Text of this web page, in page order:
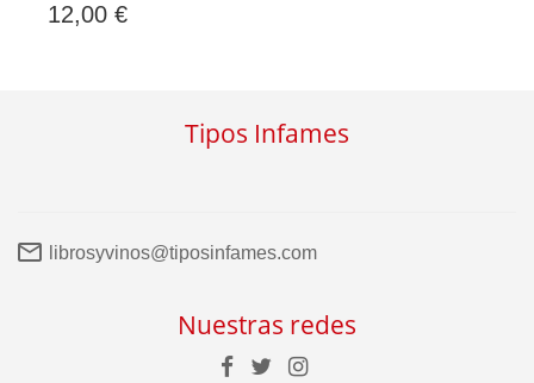
12,00 €
Tipos Infames
librosyvinos@tiposinfames.com
Nuestras redes